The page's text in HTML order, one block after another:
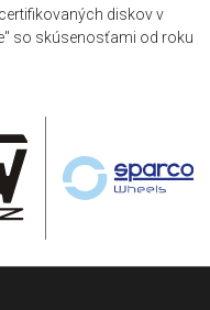
diskov v
so skúsenosťami od roku